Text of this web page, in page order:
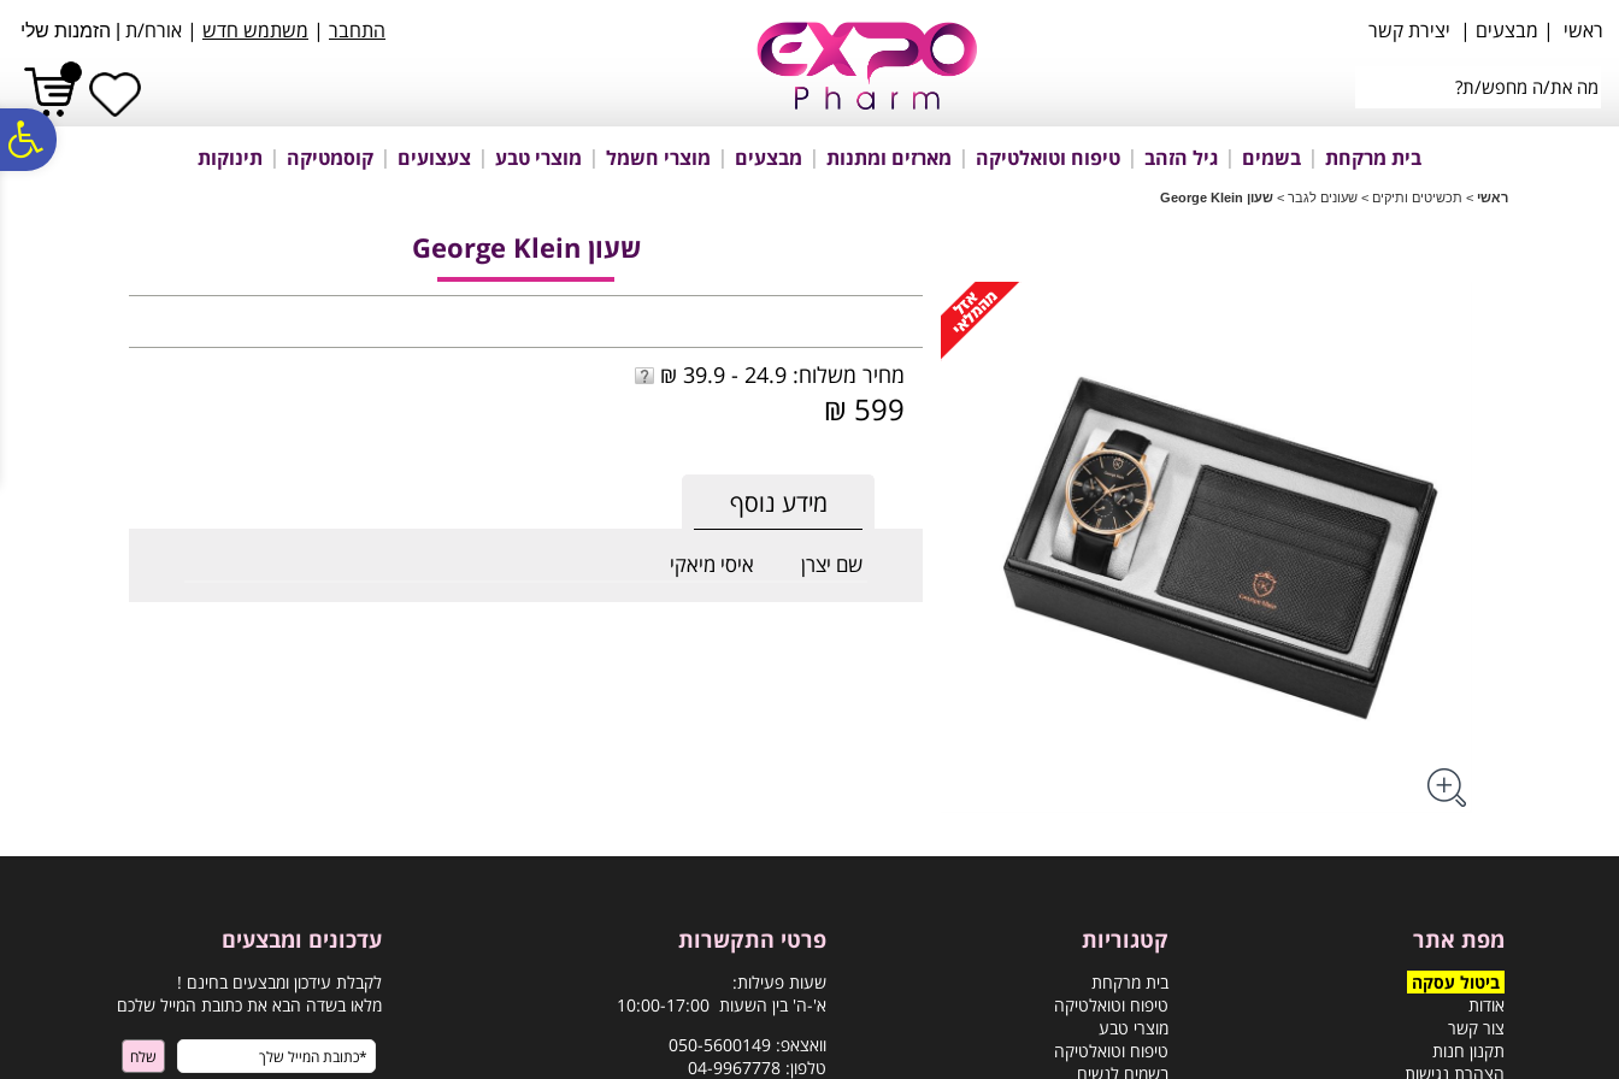
נגישות
אתר
המרכזי
ראשי | מבצעים | יצירת קשר התחבר | משתמש חדש | אורח/ת הזמנות שלי
בית מרקחת בשמים גיל הזהב טיפוח וטואלטיקה מארזים ומתנות מבצעים מוצרי חשמל מוצרי טבע צעצועים קוסמטיקה תינוקות
ראשי > תכשיטים ותיקים > שעונים לגבר > שעון George Klein
שעון George Klein
מחיר משלוח: 24.9 - 39.9 ₪
599 ₪
מידע נוסף
שם יצרן איסי מיאקי
מפת אתר
ביטול עסקה
אודות
צור קשר
תקנון חנות
הצהרת נגישות
קטגוריות
בית מרקחת
טיפוח וטואלטיקה
מוצרי טבע
טיפוח וטואלטיקה
בשמים לנשים
פרטי התקשרות
שעות פעילות:
א'-ה' בין השעות 10:00-17:00
וואצאפ: 050-5600149
טלפון: 04-9967778
עדכונים ומבצעים
לקבלת עידכון ומבצעים בחינם !
מלאו בשדה הבא את כתובת המייל שלכם